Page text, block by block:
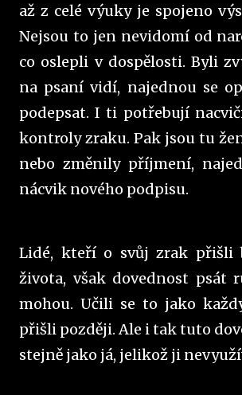
až z celé výuky je spojeno
Nejsou to jen nevidomí od
co oslepli v dospělosti. Byli
na psaní vidí, najednou se
podepsat. I ti potřebují
kontroly zraku. Pak jsou tu
nebo změnily příjmení,
nácvik nového podpisu.
Lidé, kteří o svůj zrak přišli
života, však dovednost psát
mohou. Učili se to jako
přišli později. Ale i tak tuto
stejně jako já, jelikož ji